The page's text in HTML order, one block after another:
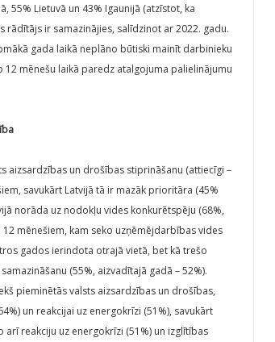
55% Lietuvā un 43% Igaunijā (atzīstot, ka
rādītājs ir samazinājies, salīdzinot ar 2022. gadu.
gada laikā neplāno būtiski mainīt darbinieku
mēnešu laikā paredz atalgojuma palielinājumu
aizsardzības un drošības stiprināšanu (attiecīgi –
savukārt Latvijā tā ir mazāk prioritāra (45%
norāda uz nodokļu vides konkurētspēju (68%,
mēnešiem, kam seko uzņēmējdarbības vides
gados ierindota otrajā vietā, bet kā trešo
(55%, aizvadītajā gadā – 52%).
pieminētās valsts aizsardzības un drošības,
un reakcijai uz energokrīzi (51%), savukārt
reakciju uz energokrīzi (51%) un izglītības